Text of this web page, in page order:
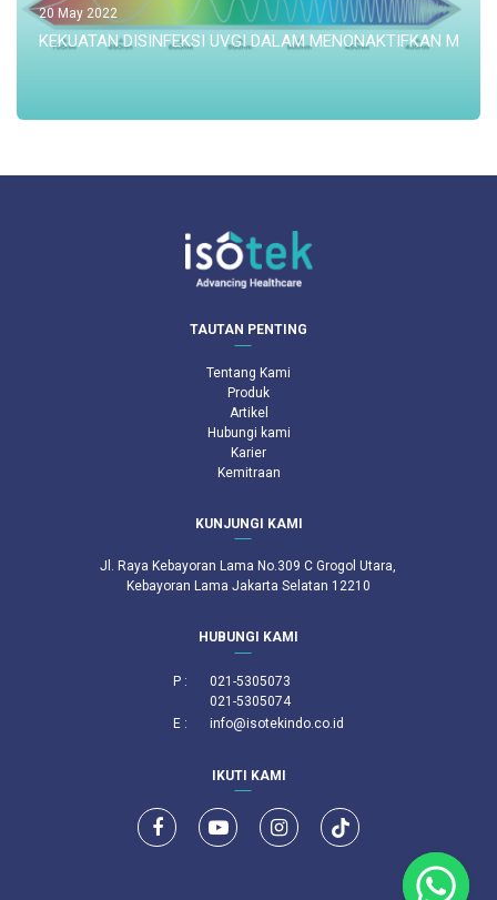
20 May 2022
KEKUATAN DISINFEKSI UVGI DALAM MENONAKTIFKAN
TAUTAN PENTING
Tentang Kami
Produk
Artikel
Hubungi kami
Karier
Kemitraan
KUNJUNGI KAMI
Jl. Raya Kebayoran Lama No.309 C Grogol Utara,
Kebayoran Lama Jakarta Selatan 12210
HUBUNGI KAMI
P :
021-5305073
021-5305074
E :
info@isotekindo.co.id
IKUTI KAMI